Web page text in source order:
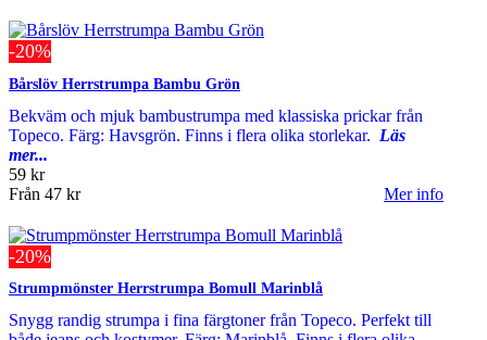
-20%
Bårslöv Herrstrumpa Bambu Grön
Bekväm och mjuk bambustrumpa med klassiska prickar från
Topeco. Färg: Havsgrön. Finns i flera olika storlekar. Läs
mer...
59 kr
Från 47 kr Mer info
-20%
Strumpmönster Herrstrumpa Bomull Marinblå
Snygg randig strumpa i fina färgtoner från Topeco. Perfekt till